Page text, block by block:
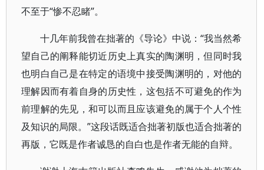
不至于“惨不忍睹”。
十几年前我曾在拙著的《导论》中说：“我当然希
望自己的阐释能切近历史上真实的陶渊明，但同时我
也明白自己是在特定的语境中接受陶渊明的，对他的
理解因而有着自身的历史性，这包括不可避免的作为
前理解的先见，和可以而且应该避免的属于个人个性
及知识的局限。”这段话既适合拙著初版也适合拙著的
再版，它既是作者诚恳的自白也是作者无能的自辩。